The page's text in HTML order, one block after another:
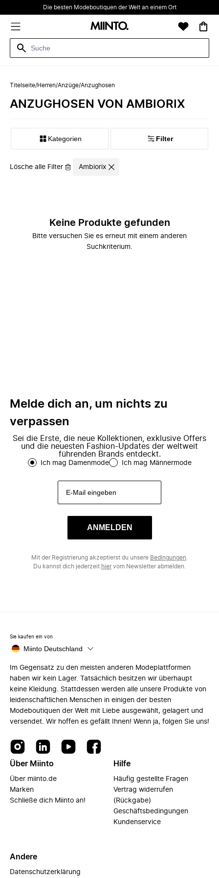
Die besten Modeboutiquen der Welt an einem Ort
Titelseite/Herren/Anzüge/Anzughosen
ANZUGHOSEN VON AMBIORIX
Kategorien Filter
Lösche alle Filter Ambiorix
Keine Produkte gefunden
Bitte versuchen Sie es erneut mit einem anderen
Suchkriterium.
Melde dich an, um nichts zu
verpassen
Sei die Erste, die neue Kollektionen, exklusive Offers
und die neuesten Fashion-Updates der weltweit
führenden Brands entdeckt.
Ich mag Damenmode Ich mag Männermode
ANMELDEN
Mit der Registrierung akzeptierst du unsere Bedingungen
Du kannst dich jederzeit hiervom Newsletter abmelden.
Sie kaufen ein von
Miinto Deutschland
Im Gegensatz zu den meisten anderen Modeplattformen
haben wir kein Lager. Tatsächlich besitzen wir überhaupt
keine Kleidung. Stattdessen werden alle unsere Produkte von
leidenschaftlichen Menschen in einigen der besten
Modeboutiquen der Welt mit Liebe ausgewählt, gelagert und
versendet. Wir hoffen es gefällt Ihnen! Wenn ja, folgen Sie uns!
Über Miinto
Über miinto.de
Marken
Schließe dich Miinto an!
Hilfe
Häufig gestellte Fragen
Vertrag widerrufen
(Rückgabe)
Geschäftsbedingungen
Kundenservice
Andere
Datenschutzerklärung